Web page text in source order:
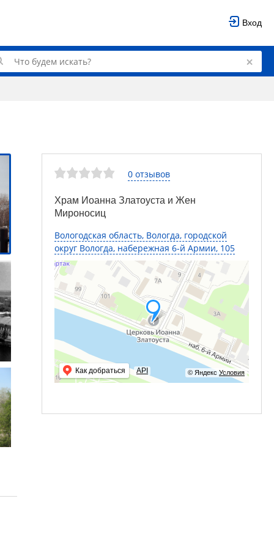
Вход
0 отзывов
Храм Иоанна Златоуста и Жен
Мироносиц
Вологодская область, Вологда, городской
округ Вологда, набережная 6-й Армии, 105
© Яндекс Условия
Как добраться API